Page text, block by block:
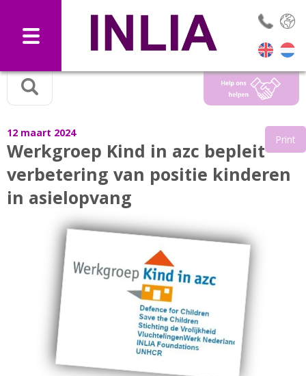
12 maart 2024
Werkgroep Kind in azc bepleit
verbetering van positie kinderen
in asielopvang
Print